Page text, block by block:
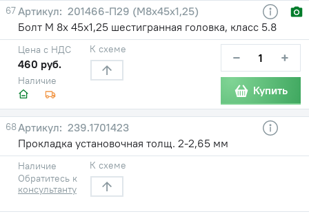
67
201466-П29 (М8х45х1,25)
Болт М 8х 45х1,25 шестигранная головка, класс 5.8
Наличие
Цена с НДС
460 руб.
К схеме − +
Купить
68
239.1701423
Прокладка установочная толщ. 2-2,65 мм
Наличие
Обратитесь к
консультанту
К схеме